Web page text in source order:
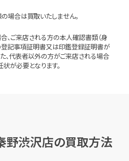
場合は買取いたしません。
、ご来店される方の本人確認書類（身
登記事項証明書又は印鑑登録証明書が
た、代表者以外の方がご来店される場合
が必要となります。
野渋沢店の買取方法